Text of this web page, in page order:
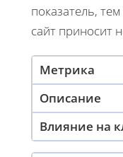
показатель,
сайт приносит
Метрика
Описание
Влияние на